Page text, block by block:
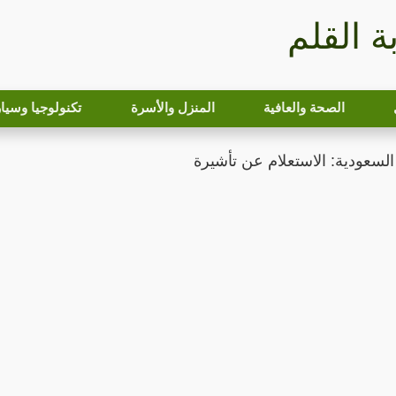
القلم
الصحة والعافية المنزل والأسرة تكنولوجيا
الاستعلام عن تأشيرة